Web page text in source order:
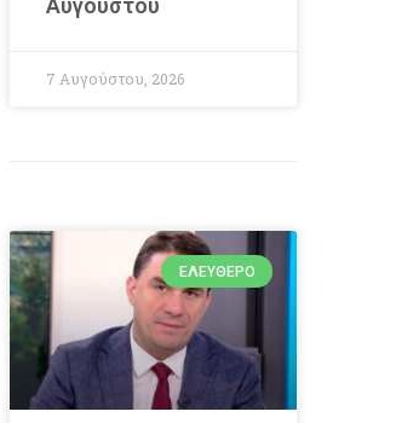
Αυγούστου
7 Αυγούστου, 2026
ΕΛΕΎΘΕΡΟ